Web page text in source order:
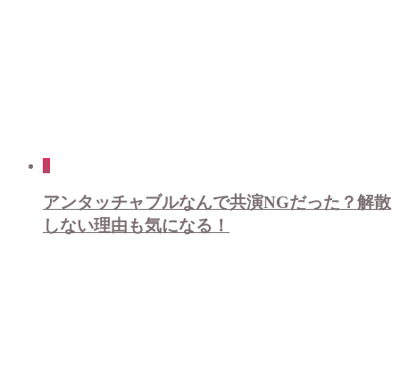
1
アンタッチャブルなんで共演NGだった？解散
しない理由も気になる！